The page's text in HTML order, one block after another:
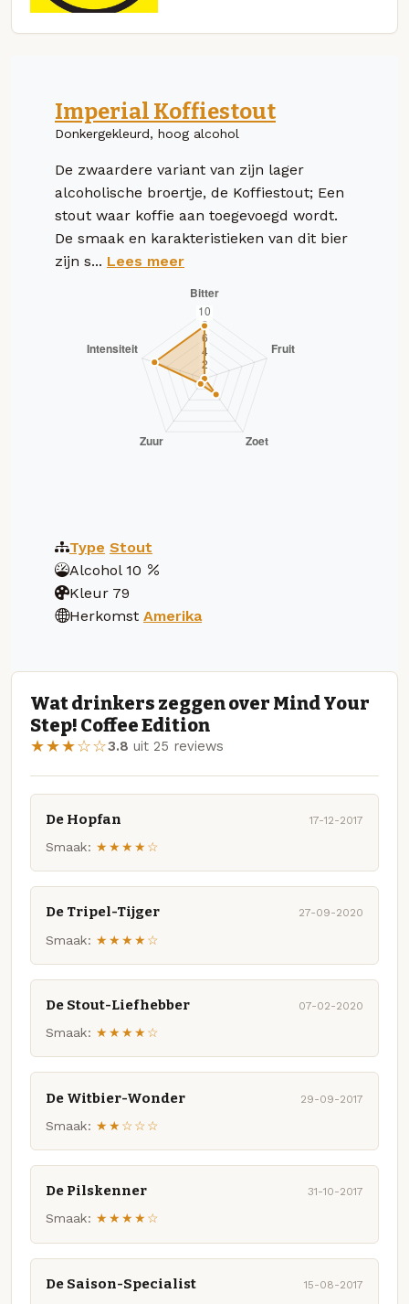
Imperial Koffiestout
Donkergekleurd, hoog alcohol
De zwaardere variant van zijn lager
alcoholische broertje, de Koffiestout; Een
stout waar koffie aan toegevoegd wordt.
De smaak en karakteristieken van dit bier
zijn s... Lees meer
Type Stout
Alcohol 10
Kleur 79
Herkomst Amerika
Wat drinkers zeggen over Mind Your
Step! Coffee Edition
★★★☆☆3.8 uit 25 reviews
De Hopfan 17-12-2017
Smaak: ★★★★☆
De Tripel-Tijger 27-09-2020
Smaak: ★★★★☆
De Stout-Liefhebber 07-02-2020
Smaak: ★★★★☆
De Witbier-Wonder 29-09-2017
Smaak: ★★☆☆☆
De Pilskenner 31-10-2017
Smaak: ★★★★☆
De Saison-Specialist 15-08-2017